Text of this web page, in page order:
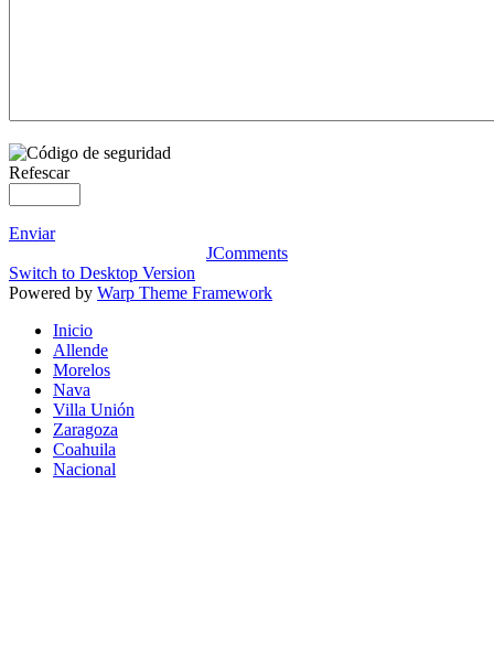
Refescar
Enviar
JComments
Switch to Desktop Version
Powered by Warp Theme Framework
Inicio
Allende
Morelos
Nava
Villa Unión
Zaragoza
Coahuila
Nacional